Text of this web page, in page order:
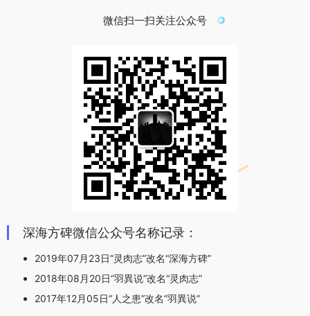
微信扫一扫关注公众号
深海方碑微信公众号名称记录：
2019年07月23日“灵肉志”改名“深海方碑”
2018年08月20日“羽異说”改名“灵肉志”
2017年12月05日“人之患”改名“羽異说”